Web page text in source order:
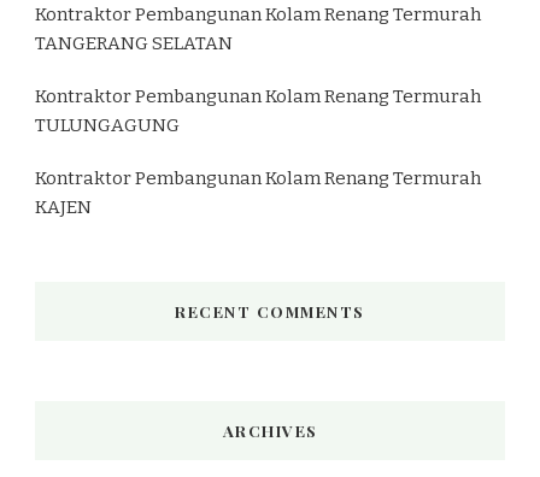
Kontraktor Pembangunan Kolam Renang Termurah
TANGERANG SELATAN
Kontraktor Pembangunan Kolam Renang Termurah
TULUNGAGUNG
Kontraktor Pembangunan Kolam Renang Termurah
KAJEN
RECENT COMMENTS
ARCHIVES